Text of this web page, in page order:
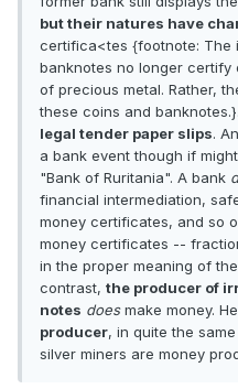
but their natures have
certifica<tes {footnote: The
banknotes no longer
of precious metal. Rather,
these coins and
legal tender paper slips.
a bank event though if
"Bank of Ruritania". A bank
financial intermediation,
money certificates, and so
money certificates --
in the proper meaning of
contrast, the producer of
notes doesmake money. He
producer, in quite the
silver miners are money